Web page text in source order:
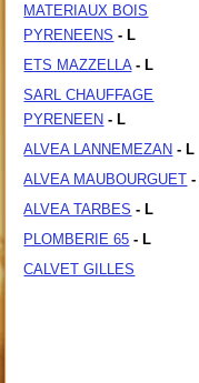
MATERIAUX BOIS
PYRENEENS - L
ETS MAZZELLA - L
SARL CHAUFFAGE
PYRENEEN - L
ALVEA LANNEMEZAN - L
ALVEA MAUBOURGUET
ALVEA TARBES - L
PLOMBERIE 65 - L
CALVET GILLES